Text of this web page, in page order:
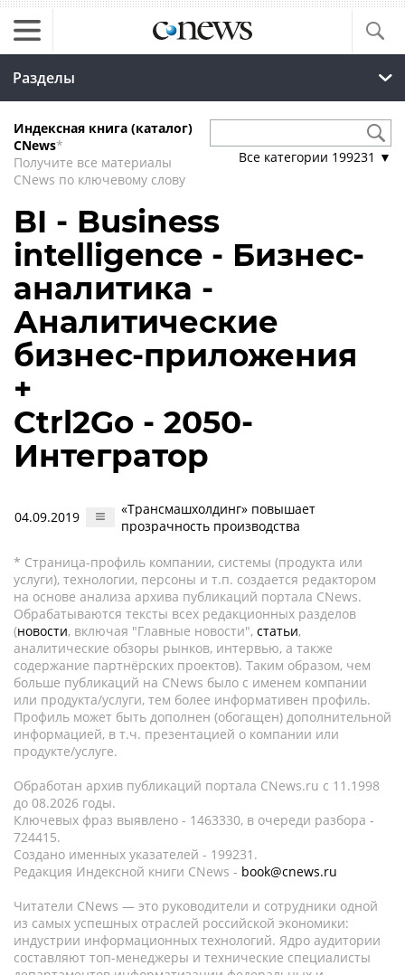
Разделы
Индексная книга (каталог)
CNews*
Получите все материалы
CNews по ключевому слову
Все категории 199231 ▼
BI - Business
intelligence - Бизнес-
аналитика -
Аналитические
бизнес-приложения
+
Ctrl2Go - 2050-
Интегратор
04.09.2019
«Трансмашхолдинг» повышает
прозрачность производства
* Страница-профиль компании, системы (продукта или
услуги), технологии, персоны и т.п. создается редактором
на основе анализа архива публикаций портала CNews.
Обрабатываются тексты всех редакционных разделов
(новости, включая "Главные новости", статьи,
аналитические обзоры рынков, интервью, а также
содержание партнёрских проектов). Таким образом, чем
больше публикаций на CNews было с именем компании
или продукта/услуги, тем более информативен профиль.
Профиль может быть дополнен (обогащен) дополнительной
информацией, в т.ч. презентацией о компании или
продукте/услуге.
Обработан архив публикаций портала CNews.ru c 11.1998
до 08.2026 годы.
Ключевых фраз выявлено - 1463330, в очереди разбора -
724415.
Создано именных указателей - 199231.
Редакция Индексной книги CNews - book@cnews.ru
Читатели CNews — это руководители и сотрудники одной
из самых успешных отраслей российской экономики:
индустрии информационных технологий. Ядро аудитории
составляют топ-менеджеры и технические специалисты